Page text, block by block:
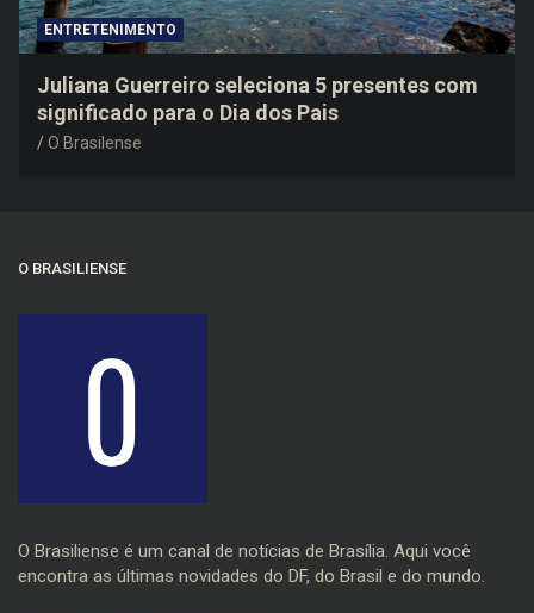
ENTRETENIMENTO
Juliana Guerreiro seleciona 5 presentes com
significado para o Dia dos Pais
O Brasilense
O BRASILIENSE
O Brasiliense é um canal de notícias de Brasília. Aqui você
encontra as últimas novidades do DF, do Brasil e do mundo.